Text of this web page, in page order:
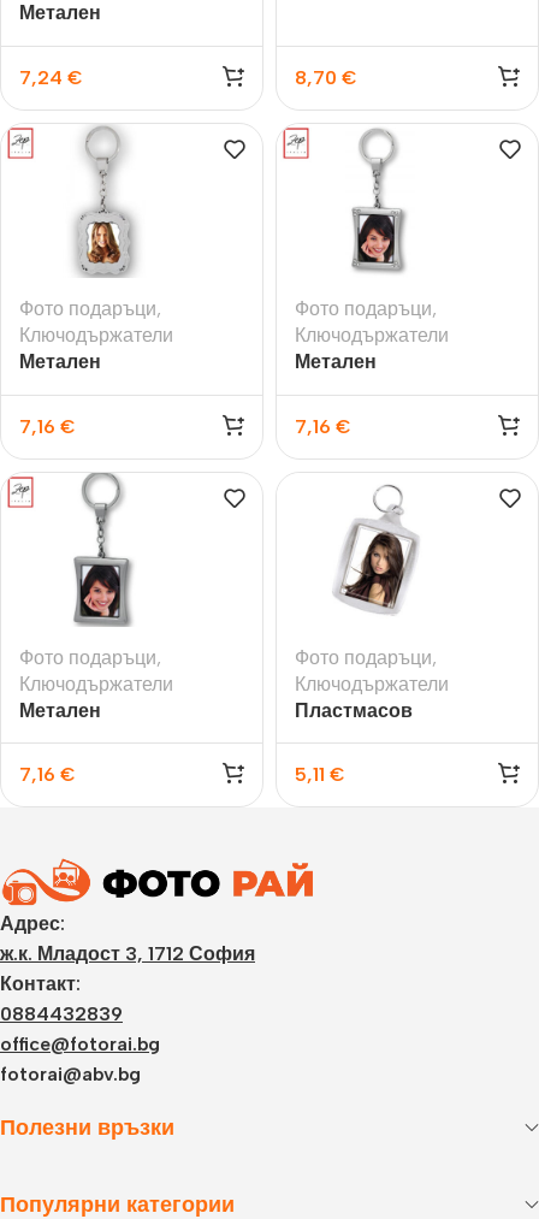
Метален
ПРАВОЪГЪЛНИК за
две снимки
7,24 € 8,70 €
Фото подаръци,
Ключодържатели
Метален
снимка с подвижна
част
7,16 €
Фото подаръци,
Ключодържатели
Метален
снимка-Стоун
7,16 €
Фото подаръци,
Ключодържатели
Метален
ключодържател за
снимка
7,16 €
Фото подаръци,
Ключодържатели
Пластмасов
ключодържател за
снимка
5,11 €
Адрес:
ж.к. Младост 3, 1712 София
Контакт:
0884432839
office@fotorai.bg
fotorai@abv.bg
Полезни връзки
Популярни категории